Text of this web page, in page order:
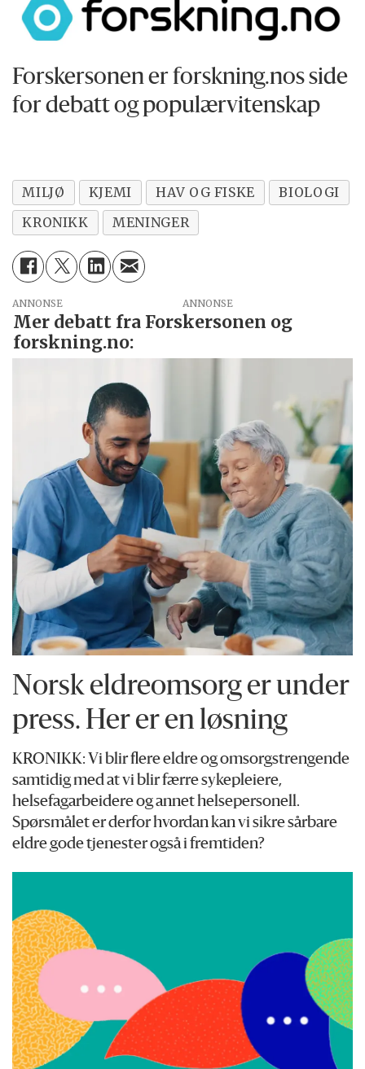
Forskersonen er forskning.nos side
for debatt og populærvitenskap
MILJØ KJEMI HAV OG FISKE
BIOLOGI
KRONIKK
MENINGER
ANNONSE
Mer debatt fra Forskersonen og
forskning.no:
Norsk eldreomsorg er under
press. Her er en løsning
KRONIKK: Vi blir flere eldre og omsorgstrengende
samtidig med at vi blir færre sykepleiere,
helsefagarbeidere og annet helsepersonell.
Spørsmålet er derfor hvordan kan vi sikre sårbare
eldre gode tjenester også i fremtiden?